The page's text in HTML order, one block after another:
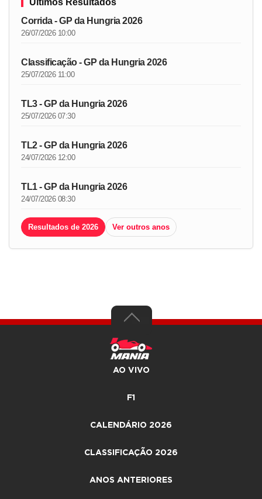
Corrida - GP da Hungria 2026
26/07/2026 10:00
Classificação - GP da Hungria 2026
25/07/2026 11:00
TL3 - GP da Hungria 2026
25/07/2026 07:30
TL2 - GP da Hungria 2026
24/07/2026 12:00
TL1 - GP da Hungria 2026
24/07/2026 08:30
Resultados de 2026 Ver outros anos
AO VIVO
F1
CALENDÁRIO 2026
CLASSIFICAÇÃO 2026
ANOS ANTERIORES